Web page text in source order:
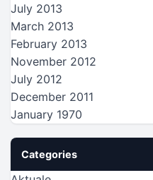
July 2013
March 2013
February 2013
November 2012
July 2012
December 2011
January 1970
Categories